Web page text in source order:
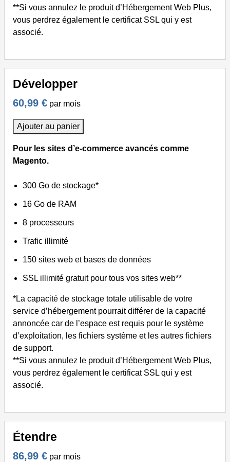
**Si vous annulez le produit d’Hébergement Web Plus,
vous perdrez également le certificat SSL qui y est
associé.
Développer
60,99 € par mois
Ajouter au panier
Pour les sites d’e-commerce avancés comme
Magento.
300 Go de stockage*
16 Go de RAM
8 processeurs
Trafic illimité
150 sites web et bases de données
SSL illimité gratuit pour tous vos sites web**
*La capacité de stockage totale utilisable de votre
service d’hébergement pourrait différer de la capacité
annoncée car de l’espace est requis pour le système
d’exploitation, les fichiers système et les autres fichiers
de support.
**Si vous annulez le produit d’Hébergement Web Plus,
vous perdrez également le certificat SSL qui y est
associé.
Étendre
86,99 € par mois